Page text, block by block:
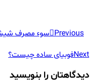
راهبری
نوشته
Previous سوء مصرف
Nextفوبیای ساده چیست؟
دیدگاهتان را بنویسید